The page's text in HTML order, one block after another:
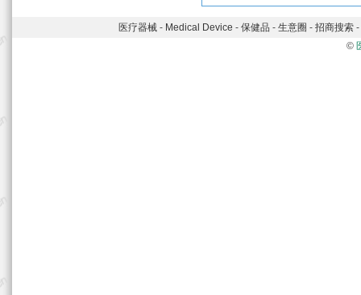
医疗器械 - Medical Device - 保健品 - 生意圈 - 招商搜索 -
©